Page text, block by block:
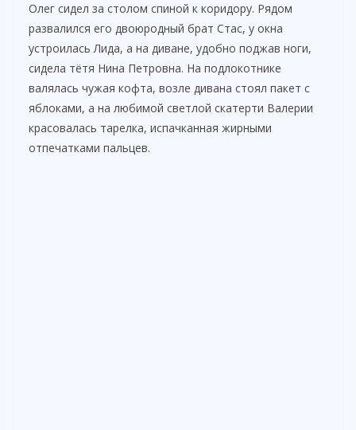
Олег сидел за столом спиной к коридору. Рядом
развалился его двоюродный брат Стас, у окна
устроилась Лида, а на диване, удобно поджав ноги,
сидела тётя Нина Петровна. На подлокотнике
валялась чужая кофта, возле дивана стоял пакет с
яблоками, а на любимой светлой скатерти Валерии
красовалась тарелка, испачканная жирными
отпечатками пальцев.